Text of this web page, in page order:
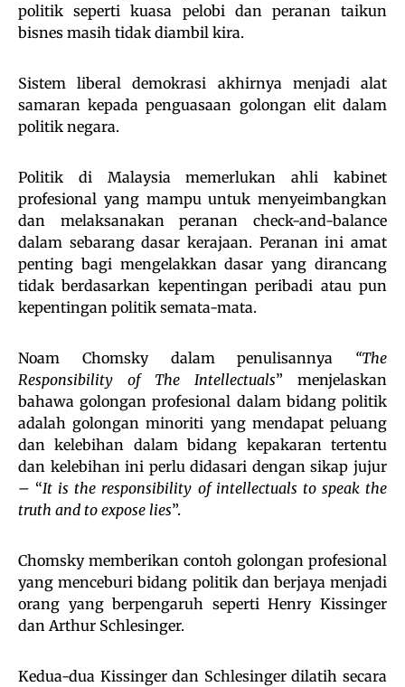
politik seperti kuasa pelobi dan peranan taikun
bisnes masih tidak diambil kira.
Sistem liberal demokrasi akhirnya menjadi alat
samaran kepada penguasaan golongan elit dalam
politik negara.
Politik di Malaysia memerlukan ahli kabinet
profesional yang mampu untuk menyeimbangkan
dan melaksanakan peranan check-and-balance
dalam sebarang dasar kerajaan. Peranan ini amat
penting bagi mengelakkan dasar yang dirancang
tidak berdasarkan kepentingan peribadi atau pun
kepentingan politik semata-mata.
Noam Chomsky dalam penulisannya “The
Responsibility of The Intellectuals” menjelaskan
bahawa golongan profesional dalam bidang politik
adalah golongan minoriti yang mendapat peluang
dan kelebihan dalam bidang kepakaran tertentu
dan kelebihan ini perlu didasari dengan sikap jujur
– “It is the responsibility of intellectuals to speak the
truth and to expose lies”.
Chomsky memberikan contoh golongan profesional
yang menceburi bidang politik dan berjaya menjadi
orang yang berpengaruh seperti Henry Kissinger
dan Arthur Schlesinger.
Kedua-dua Kissinger dan Schlesinger dilatih secara